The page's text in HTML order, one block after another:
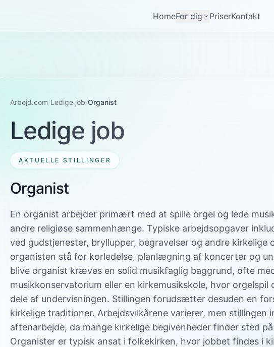
HomeFor dig PriserKontakt
Arbejd.com/Ledige job/Organist
Ledige job
AKTUELLE STILLINGER
Organist
En organist arbejder primært med at spille orgel og lede
andre religiøse sammenhænge. Typiske arbejdsopgaver
ved gudstjenester, bryllupper, begravelser og andre kirkelige
organisten stå for korledelse, planlægning af koncerter og
blive organist kræves en solid musikfaglig baggrund, ofte
musikkonservatorium eller en kirkemusikskole, hvor orgelspil
dele af undervisningen. Stillingen forudsætter desuden en
kirkelige traditioner. Arbejdsvilkårene varierer, men
aftenarbejde, da mange kirkelige begivenheder finder sted
Organister er typisk ansat i folkekirken, hvor jobbet findes i